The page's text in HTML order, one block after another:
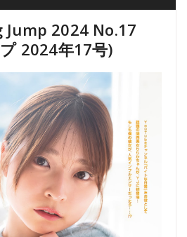
Jump 2024 No.17
2024年17号)